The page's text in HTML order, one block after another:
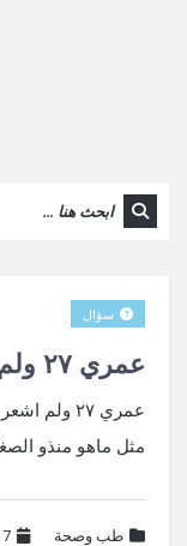
عمري ٢٧ ولم اشعر اني بلغت واحد اسبا
سؤال
عمري ٢٧
مثل ماهو منذو
طب وصحة 7 سنوات